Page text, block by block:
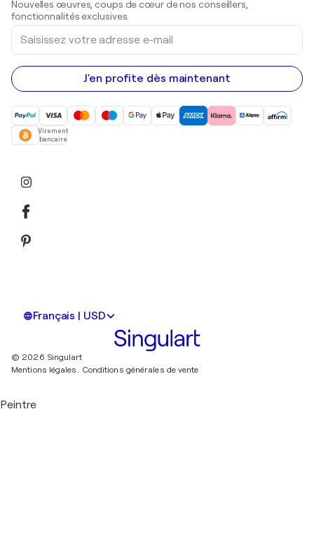
Peintures acryliques
Nouvelles œuvres, coups de cœur de nos conseillers,
fonctionnalités exclusives.
Saisissez
votre
adresse
e-
mail
J'en profite dès maintenant
Virement
bancaire
Français | USD
© 2026 Singulart
Mentions légales. Conditions générales de vente
Peintre